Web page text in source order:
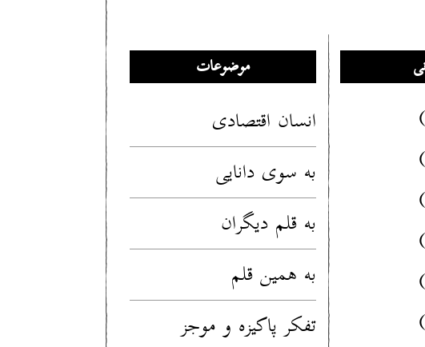
موضوعات
انسان اقتصادی
به سوی دانایی
به قلم دیگران
به همین قلم
تفکر پاکیزه و موجز